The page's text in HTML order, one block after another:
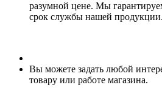
разумной цене. Мы
срок службы нашей продукции.
Вы можете задать любой
товару или работе магазина.